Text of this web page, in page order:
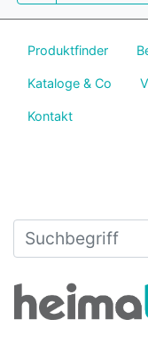
Produktfinder
Kataloge & Co
Kontakt